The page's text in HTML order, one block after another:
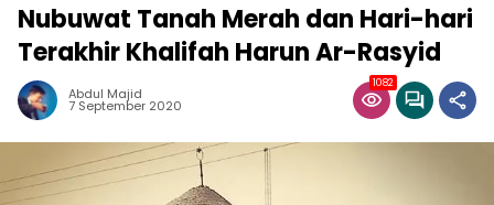
Nubuwat Tanah Merah dan Hari-hari
Terakhir Khalifah Harun Ar-Rasyid
Abdul Majid
7 September 2020
1082